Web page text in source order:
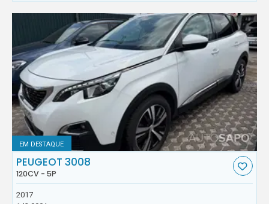
EM DESTAQUE
PEUGEOT 3008
120CV - 5P
2017